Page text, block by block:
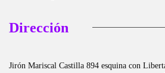
Dirección
Jirón Mariscal Castilla 894 esquina con